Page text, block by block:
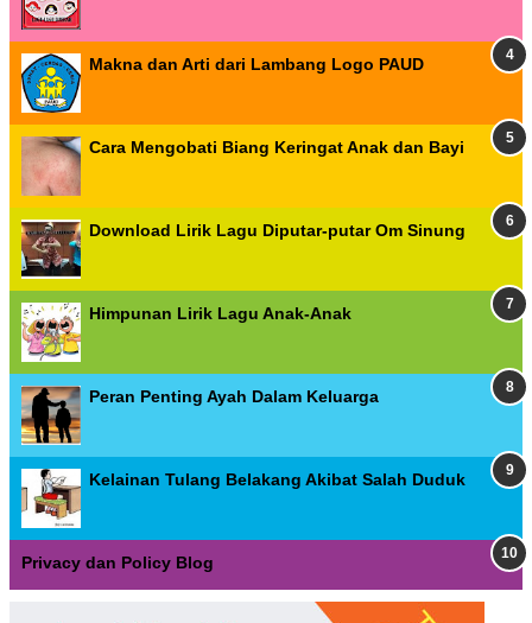
Makna dan Arti dari Lambang Logo PAUD
Cara Mengobati Biang Keringat Anak dan Bayi
Download Lirik Lagu Diputar-putar Om Sinung
Himpunan Lirik Lagu Anak-Anak
Peran Penting Ayah Dalam Keluarga
Kelainan Tulang Belakang Akibat Salah Duduk
Privacy dan Policy Blog